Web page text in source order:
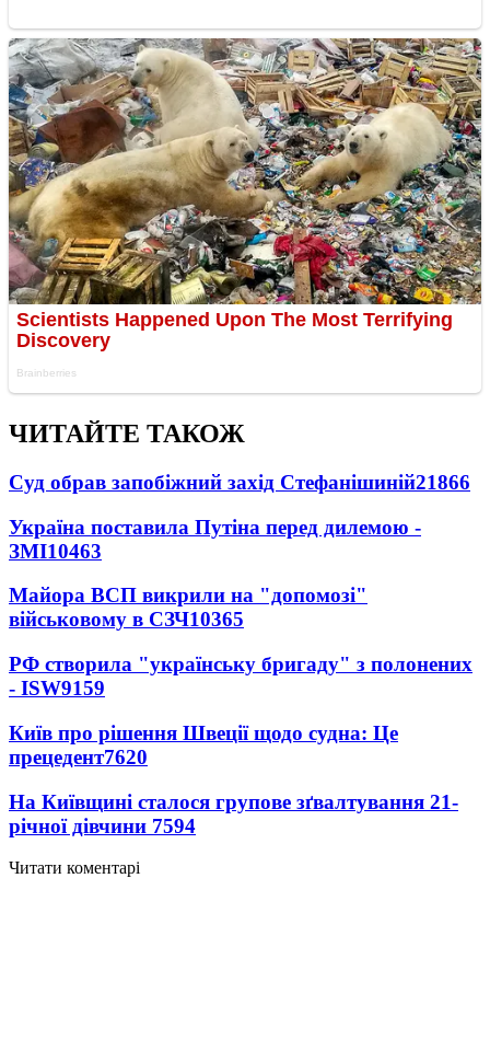
ЧИТАЙТЕ ТАКОЖ
Суд обрав запобіжний захід Стефанішиній21866
Україна поставила Путіна перед дилемою -
ЗМІ10463
Майора ВСП викрили на "допомозі"
військовому в СЗЧ10365
РФ створила "українську бригаду" з полонених
- ISW9159
Київ про рішення Швеції щодо судна: Це
прецедент7620
На Київщині сталося групове зґвалтування 21-
річної дівчини 7594
Читати коментарі